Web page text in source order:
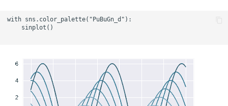
with sns.color_palette("PuBuGn_d"):
    sinplot()